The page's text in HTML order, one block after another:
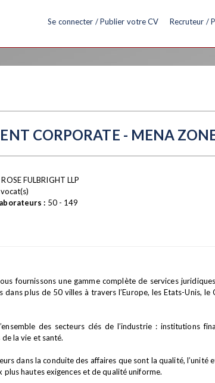
Se connecter / Publier votre CV Recruteur /
CORPORATE - MENA
FULBRIGHT LLP
: 50 - 149
fournissons une gamme complète de services
plus de 50 villes à travers l’Europe, les Etats-Unis, le
des secteurs clés de l’industrie : institutions
la vie et santé.
dans la conduite des affaires que sont la qualité,
hautes exigences et de qualité uniforme.